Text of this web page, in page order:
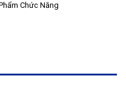
Chức Năng